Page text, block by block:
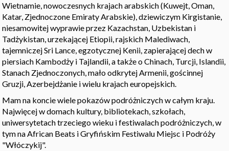
Wietnamie, nowoczesnych krajach arabskich (Kuwejt, Oman,
Katar, Zjednoczone Emiraty Arabskie), dziewiczym Kirgistanie,
niesamowitej wyprawie przez Kazachstan, Uzbekistan i
Tadżykistan, urzekającej Etiopii, rajskich Malediwach,
tajemniczej Sri Lance, egzotycznej Kenii, zapierającej dech w
piersiach Kambodży i Tajlandii, a także o Chinach, Turcji, Islandii,
Stanach Zjednoczonych, mało odkrytej Armenii, gościnnej
Gruzji, Azerbejdżanie i wielu krajach europejskich.
Mam na koncie wiele pokazów podróżniczych w całym kraju.
Najwięcej w domach kultury, bibliotekach, szkołach,
uniwersytetach trzeciego wieku i festiwalach podróżniczych, w
tym na African Beats i Gryfińskim Festiwalu Miejsc i Podróży
"Włóczykij".